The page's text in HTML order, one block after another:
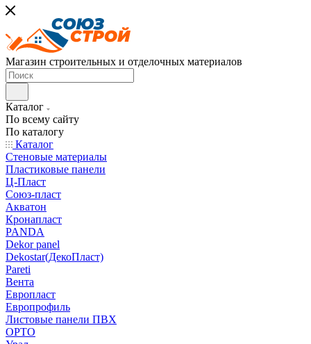
Магазин строительных и отделочных материалов
Каталог
По всему сайту
По каталогу
Каталог
Стеновые материалы
Пластиковые панели
Ц-Пласт
Союз-пласт
Акватон
Кронапласт
PANDA
Dekor panel
Dekostar(ДекоПласт)
Pareti
Вента
Европласт
Европрофиль
Листовые панели ПВХ
ОРТО